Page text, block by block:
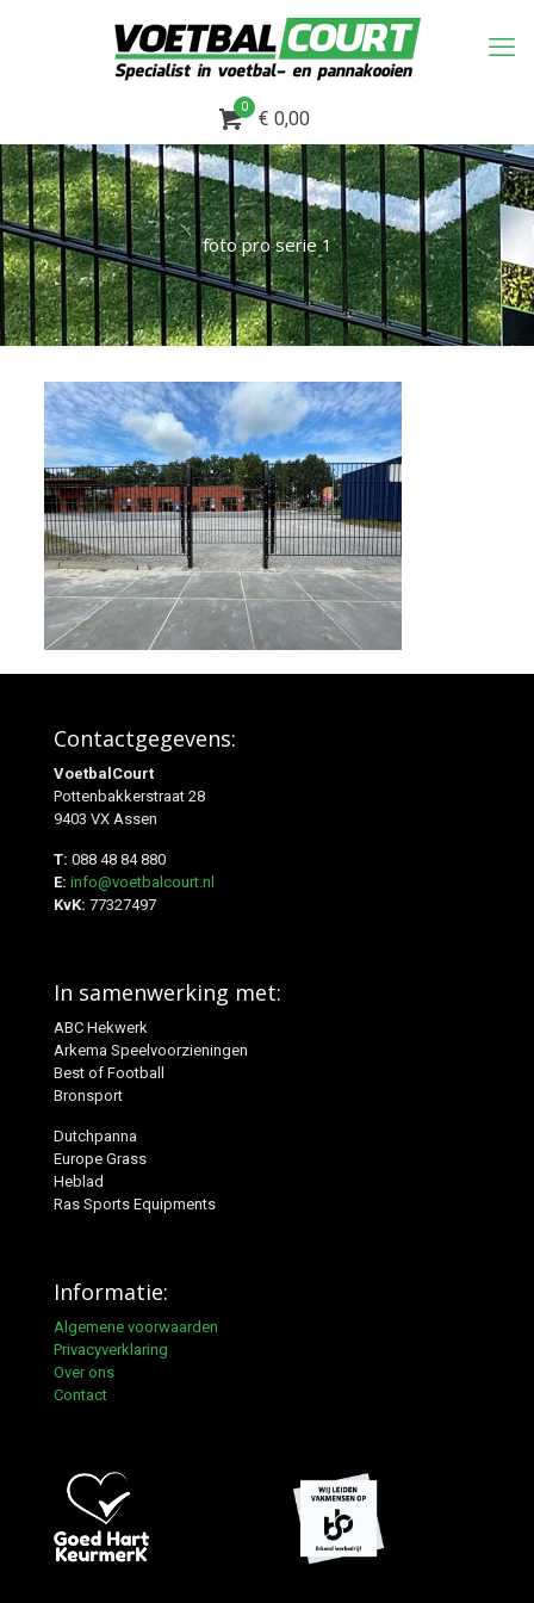
0
€ 0,00
foto pro serie 1
Contactgegevens:
VoetbalCourt
Pottenbakkerstraat 28
9403 VX Assen
T: 088 48 84 880
E: info@voetbalcourt.nl
KvK: 77327497
In samenwerking met:
ABC Hekwerk
Arkema Speelvoorzieningen
Best of Football
Bronsport
Dutchpanna
Europe Grass
Heblad
Ras Sports Equipments
Informatie:
Algemene voorwaarden
Privacyverklaring
Over ons
Contact